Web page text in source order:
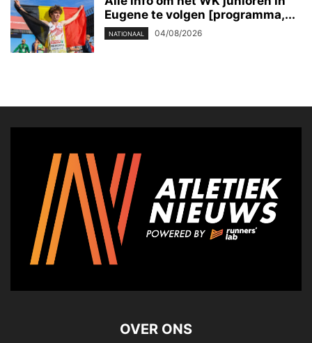
Eugene te volgen [programma,...
NATIONAAL 04/08/2026
OVER ONS